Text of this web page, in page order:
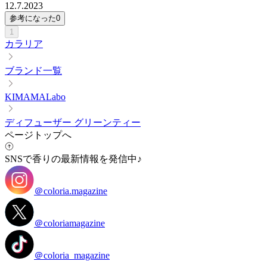
12.7.2023
参考になった0
1
カラリア
ブランド一覧
KIMAMALabo
ディフューザー グリーンティー
ページトップへ
SNSで香りの最新情報を発信中♪
＠coloria.magazine
＠coloriamagazine
＠coloria_magazine